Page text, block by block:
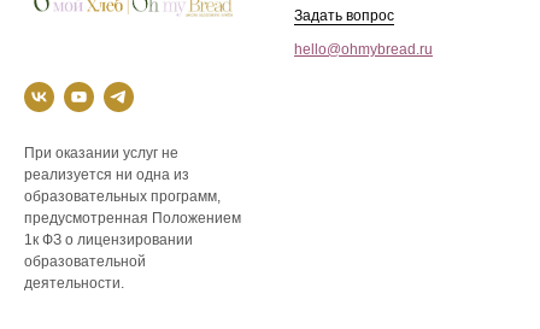
При оказании услуг не
реализуется ни одна из
образовательных программ,
предусмотренная Положением
1к ФЗ о лицензировании
образовательной
деятельности.
Задать вопрос
hello@ohmybread.ru